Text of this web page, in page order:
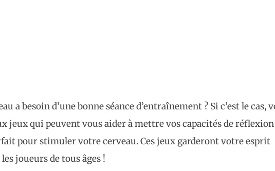
a besoin d’une bonne séance d’entraînement ? Si c’est le cas,
jeux qui peuvent vous aider à mettre vos capacités de
pour stimuler votre cerveau. Ces jeux garderont votre esprit
joueurs de tous âges !